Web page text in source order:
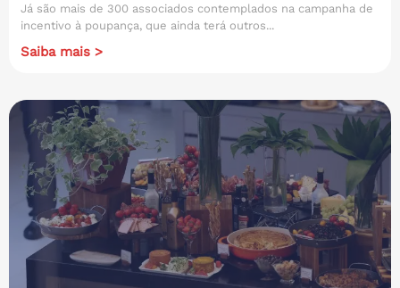
Já são mais de 300 associados contemplados na campanha de
incentivo à poupança, que ainda terá outros...
Saiba mais >